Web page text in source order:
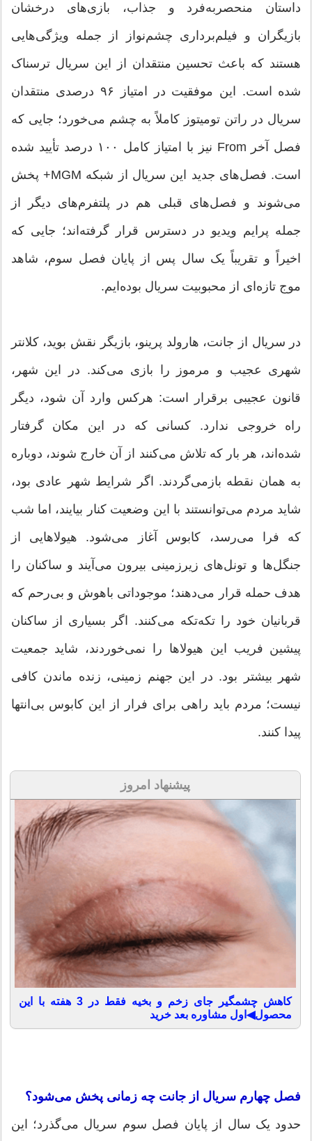
داستان منحصربه‌فرد و جذاب، بازی‌های درخشان
بازیگران و فیلم‌برداری چشم‌نواز از جمله ویژگی‌هایی
هستند که باعث تحسین منتقدان از این سریال ترسناک
شده‌ است. این موفقیت در امتیاز ۹۶ درصدی منتقدان
سریال در راتن تومیتوز کاملاً به چشم می‌خورد؛ جایی که
فصل آخر From نیز با امتیاز کامل ۱۰۰ درصد تأیید شده
است. فصل‌های جدید این سریال از شبکه‌ MGM+ پخش
می‌شوند و فصل‌های قبلی هم در پلتفرم‌های دیگر از
جمله پرایم ویدیو در دسترس قرار گرفته‌اند؛ جایی که
اخیراً و تقریباً یک سال پس از پایان فصل سوم، شاهد
موج تازه‌ای از محبوبیت سریال بوده‌ایم.
در سریال از جانت، هارولد پرینو، بازیگر نقش بوید، کلانتر
شهری عجیب و مرموز را بازی می‌کند. در این شهر،
قانون عجیبی برقرار است: هرکس وارد آن شود، دیگر
راه خروجی ندارد. کسانی که در این مکان گرفتار
شده‌اند، هر بار که تلاش می‌کنند از آن خارج شوند، دوباره
به همان نقطه بازمی‌گردند. اگر شرایط شهر عادی بود،
شاید مردم می‌توانستند با این وضعیت کنار بیایند، اما شب
که فرا می‌رسد، کابوس آغاز می‌شود. هیولاهایی از
جنگل‌ها و تونل‌های زیرزمینی بیرون می‌آیند و ساکنان را
هدف حمله قرار می‌دهند؛ موجوداتی باهوش و بی‌رحم که
قربانیان خود را تکه‌تکه می‌کنند. اگر بسیاری از ساکنان
پیشین فریب این هیولاها را نمی‌خوردند، شاید جمعیت
شهر بیشتر بود. در این جهنم زمینی، زنده ماندن کافی
نیست؛ مردم باید راهی برای فرار از این کابوس بی‌انتها
پیدا کنند.
پیشنهاد امروز
کاهش چشمگیر جای زخم و بخیه فقط در 3 هفته با این
محصول◀اول مشاوره بعد خرید
فصل چهارم سریال از جانت چه زمانی پخش می‌شود؟
حدود یک سال از پایان فصل سوم سریال می‌گذرد؛ این